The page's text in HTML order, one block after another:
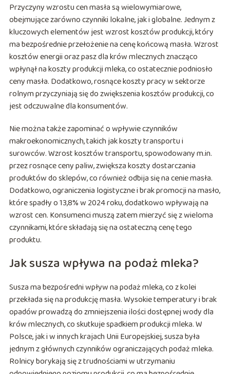
Przyczyny wzrostu cen masła są wielowymiarowe,
obejmujące zarówno czynniki lokalne, jak i globalne. Jednym z
kluczowych elementów jest wzrost kosztów produkcji, który
ma bezpośrednie przełożenie na cenę końcową masła. Wzrost
kosztów energii oraz pasz dla krów mlecznych znacząco
wpłynął na koszty produkcji mleka, co ostatecznie podniosło
ceny masła. Dodatkowo, rosnące koszty pracy w sektorze
rolnym przyczyniają się do zwiększenia kosztów produkcji, co
jest odczuwalne dla konsumentów.
Nie można także zapominać o wpływie czynników
makroekonomicznych, takich jak koszty transportu i
surowców. Wzrost kosztów transportu, spowodowany m.in.
przez rosnące ceny paliw, zwiększa koszty dostarczania
produktów do sklepów, co również odbija się na cenie masła.
Dodatkowo, ograniczenia logistyczne i brak promocji na masło,
które spadły o 13,8% w 2024 roku, dodatkowo wpływają na
wzrost cen. Konsumenci muszą zatem mierzyć się z wieloma
czynnikami, które składają się na ostateczną cenę tego
produktu.
Jak susza wpływa na podaż mleka?
Susza ma bezpośredni wpływ na podaż mleka, co z kolei
przekłada się na produkcję masła. Wysokie temperatury i brak
opadów prowadzą do zmniejszenia ilości dostępnej wody dla
krów mlecznych, co skutkuje spadkiem produkcji mleka. W
Polsce, jak i w innych krajach Unii Europejskiej, susza była
jednym z głównych czynników ograniczających podaż mleka.
Rolnicy borykają się z trudnościami w utrzymaniu